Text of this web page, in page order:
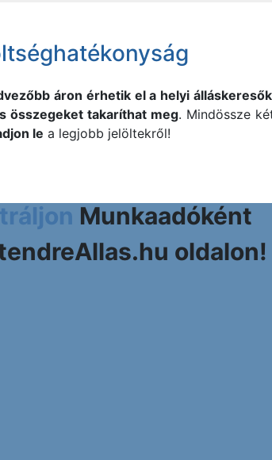
áron érhetik el a helyi
összegeket takaríthat meg. Mindössze
le a legjobb jelöltekről!
Munkaadóként
oldalon!